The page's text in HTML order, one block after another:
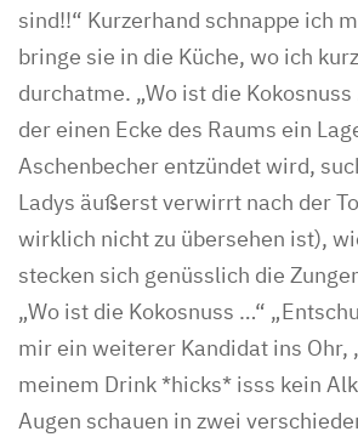
sind!!“ Kurzerhand schnappe ich
bringe sie in die Küche, wo ich
durchatme. „Wo ist die
der einen Ecke des Raums ein
Aschenbecher entzündet wird,
Ladys äußerst verwirrt nach der
wirklich nicht zu übersehen ist),
stecken sich genüsslich die
„Wo ist die Kokosnuss …“
mir ein weiterer Kandidat ins Ohr,
meinem Drink *hicks* isss kein
Augen schauen in zwei